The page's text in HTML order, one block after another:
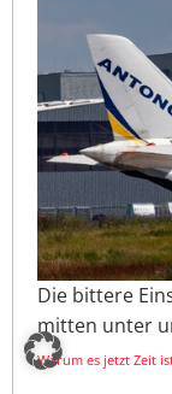
Die bittere
mitten unter
Warum es jetzt Zeit